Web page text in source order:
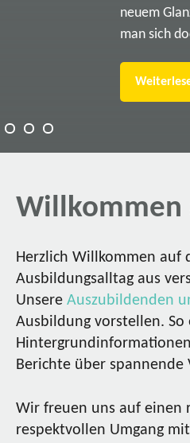
neuem
man sich
Willkommen
Herzlich Willkommen auf
Ausbildungsalltag aus
Unsere Auszubildenden
Ausbildung vorstellen.
Berichte über spannende
Wir freuen uns auf einen
respektvollen Umgang